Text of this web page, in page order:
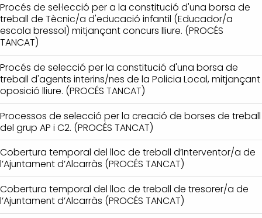
Procés de sel·lecció per a la constitució d'una borsa de
treball de Tècnic/a d'educació infantil (Educador/a
escola bressol) mitjançant concurs lliure. (PROCÉS
TANCAT)
Procés de selecció per la constitució d'una borsa de
treball d'agents interins/nes de la Policia Local, mitjançant
oposició lliure. (PROCÉS TANCAT)
Processos de selecció per la creació de borses de treball
del grup AP i C2. (PROCÉS TANCAT)
Cobertura temporal del lloc de treball d’Interventor/a de
l’Ajuntament d’Alcarràs (PROCÉS TANCAT)
Cobertura temporal del lloc de treball de tresorer/a de
l’Ajuntament d’Alcarràs (PROCÉS TANCAT)